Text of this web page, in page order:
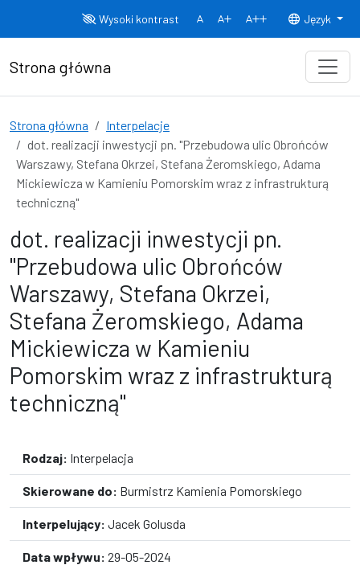
Wysoki kontrast
Normalny rozmiar czcionki
Rozmiar czcionki 150% Rozmiar
Język
Strona główna
Strona główna
Interpelacje
dot. realizacji inwestycji pn. "Przebudowa ulic Obrońców
Warszawy, Stefana Okrzei, Stefana Żeromskiego, Adama
Mickiewicza w Kamieniu Pomorskim wraz z infrastrukturą
techniczną"
dot. realizacji inwestycji pn.
"Przebudowa ulic Obrońców
Warszawy, Stefana Okrzei,
Stefana Żeromskiego, Adama
Mickiewicza w Kamieniu
Pomorskim wraz z infrastrukturą
techniczną"
Rodzaj: Interpelacja
Skierowane do: Burmistrz Kamienia Pomorskiego
Interpelujący: Jacek Golusda
Data wpływu: 29-05-2024